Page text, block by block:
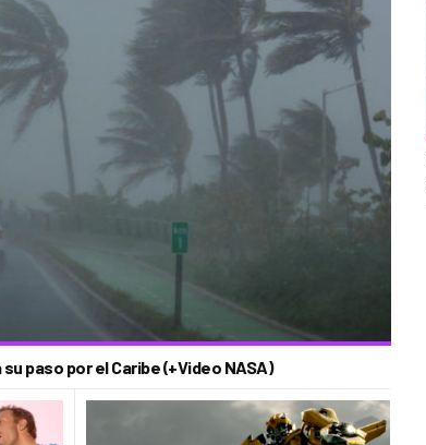
paso por el Caribe (+Video NASA)